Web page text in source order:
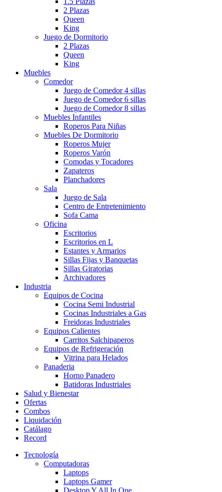
2 Plazas
Queen
King
Juego de Dormitorio
2 Plazas
Queen
King
Muebles
Comedor
Juego de Comedor 4 sillas
Juego de Comedor 6 sillas
Juego de Comedor 8 sillas
Muebles Infantiles
Roperos Para Niñas
Muebles De Dormitorio
Roperos Mujer
Roperos Varón
Comodas y Tocadores
Zapateros
Planchadores
Sala
Juego de Sala
Centro de Entretenimiento
Sofa Cama
Oficina
Escritorios
Escritorios en L
Estantes y Armarios
Sillas Fijas y Banquetas
Sillas Giratorias
Archivadores
Industria
Equipos de Cocina
Cocina Semi Industrial
Cocinas Industriales a Gas
Freidoras Industriales
Equipos Calientes
Carritos Salchipaperos
Equipos de Refrigeración
Vitrina para Helados
Panaderia
Horno Panadero
Batidoras Industriales
Salud y Bienestar
Ofertas
Combos
Liquidación
Catálago
Record
Tecnología
Computadoras
Laptops
Laptops Gamer